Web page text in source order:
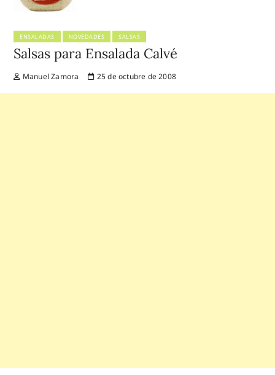
ENSALADAS NOVEDADES SALSAS
Salsas para Ensalada Calvé
Manuel Zamora 25 de octubre de 2008